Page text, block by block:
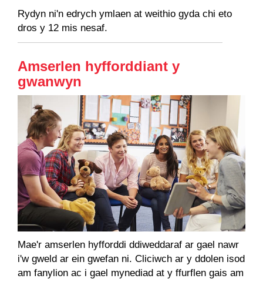
Rydyn ni'n edrych ymlaen at weithio gyda chi eto
dros y 12 mis nesaf.
Amserlen hyfforddiant y
gwanwyn
Mae'r amserlen hyfforddi ddiweddaraf ar gael nawr
i'w gweld ar ein gwefan ni. Cliciwch ar y ddolen isod
am fanylion ac i gael mynediad at y ffurflen gais am